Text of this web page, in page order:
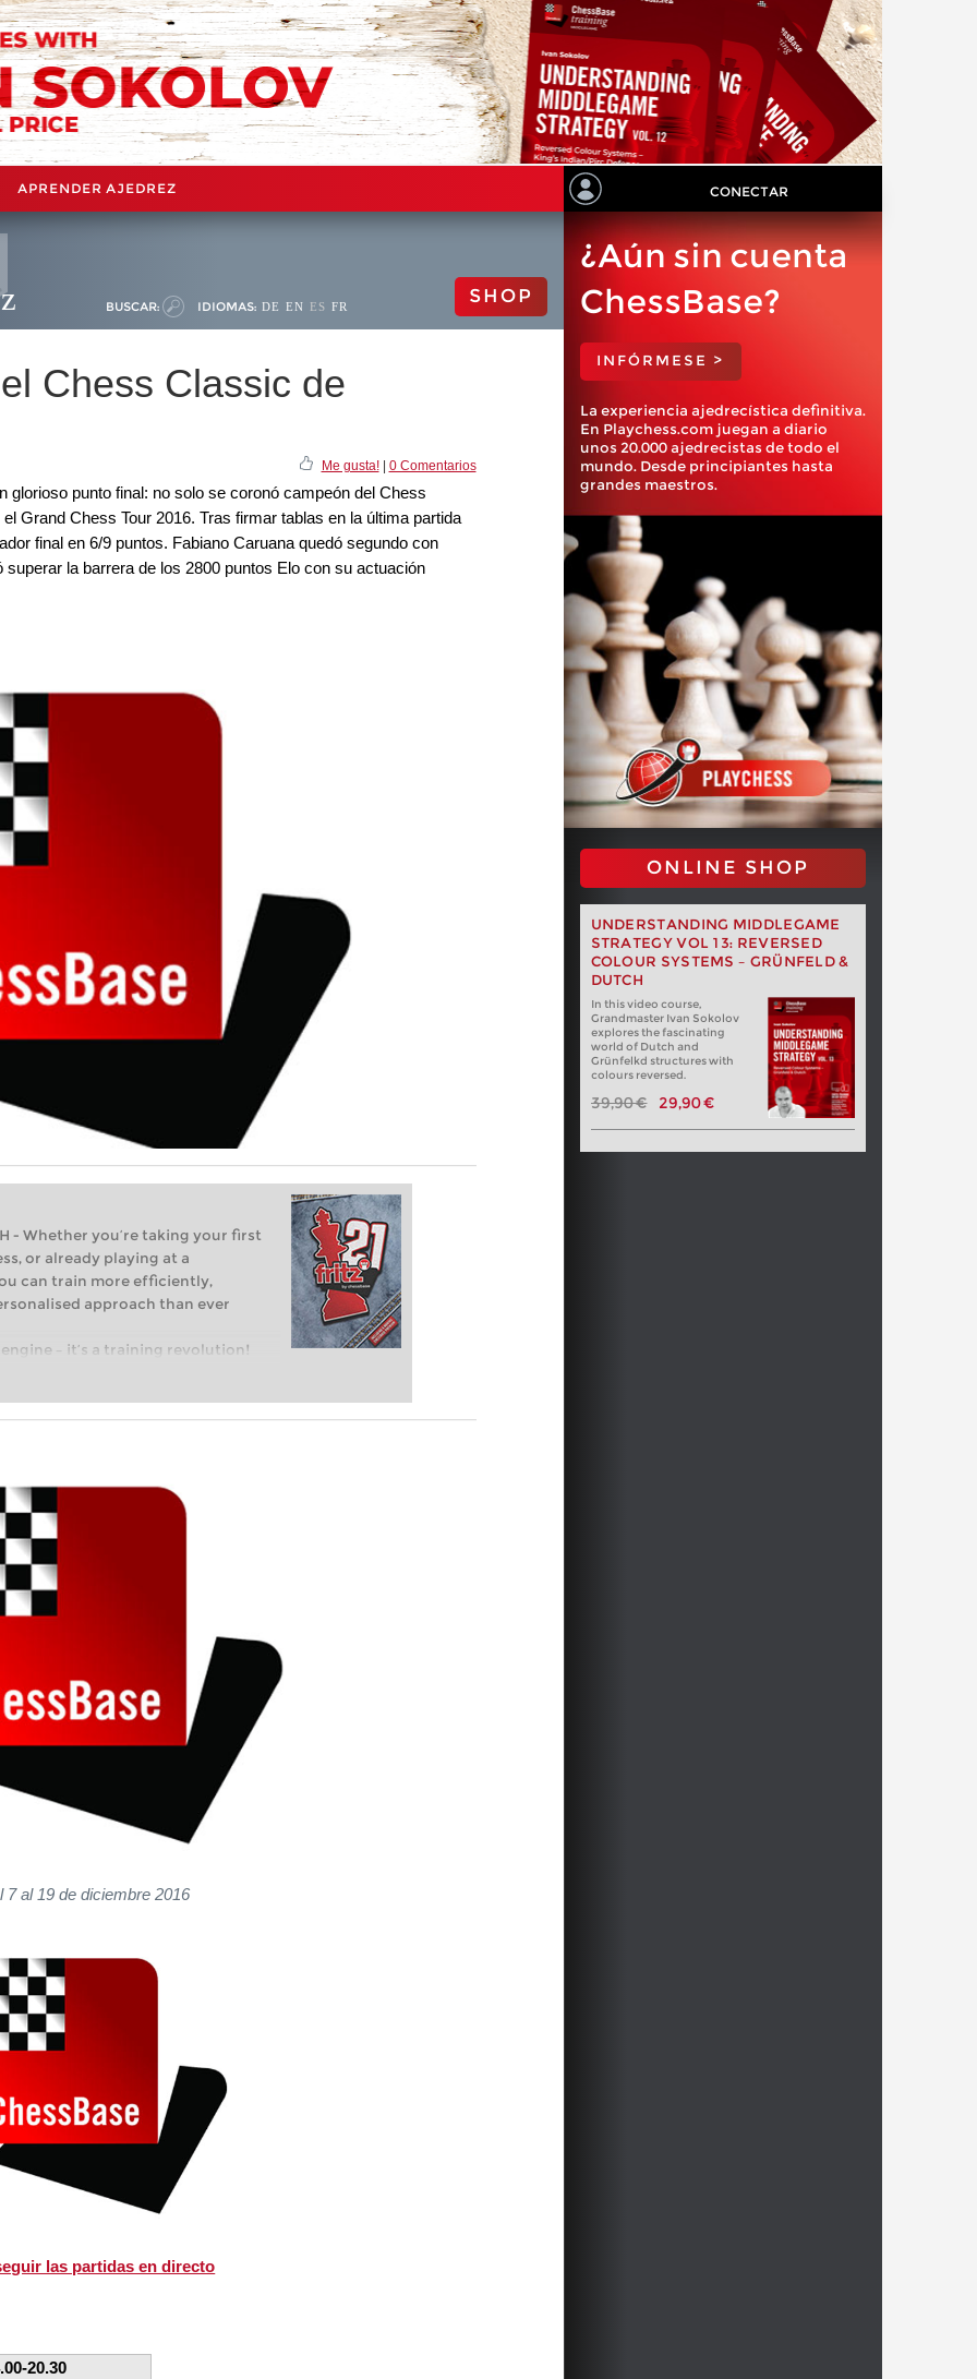
APRENDER AJEDREZ CONECTAR
BUSCAR: IDIOMAS: DE EN ES FR SHOP
Chess Classic de
Me gusta!| 0 Comentarios
glorioso punto final: no solo se coronó campeón del Chess
Grand Chess Tour 2016. Tras firmar tablas en la última partida
final en 6/9 puntos. Fabiano Caruana quedó segundo con
la barrera de los 2800 puntos Elo con su actuación
- Whether you’re taking your first
or already playing at a
can train more efficiently,
approach than ever
– it’s a training revolution!
with a more personalised
¿Aún sin cuenta
ChessBase?
INFÓRMESE >
La experiencia ajedrecística definitiva.
En Playchess.com juegan a diario
unos 20.000 ajedrecistas de todo el
mundo. Desde principiantes hasta
grandes maestros.
ONLINE SHOP
UNDERSTANDING MIDDLEGAME
STRATEGY VOL 13: REVERSED
COLOUR SYSTEMS – GRÜNFELD &
DUTCH
In this video course,
Grandmaster Ivan Sokolov
explores the fascinating
world of Dutch and
Grünfelkd structures with
colours reversed.
39,90 € 29,90 €
7 al 19 de diciembre 2016
las partidas en directo
20.30